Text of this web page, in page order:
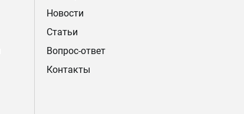
Новости
Статьи
Вопрос-ответ
Контакты